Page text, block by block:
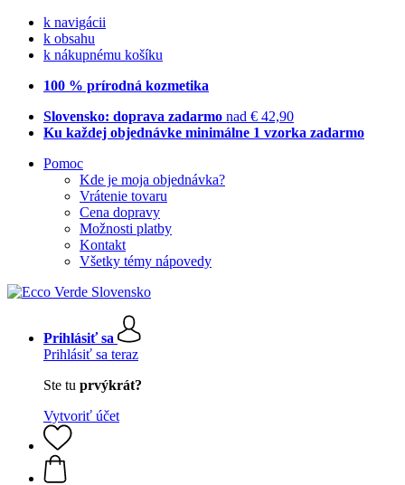
k navigácii
k obsahu
k nákupnému košíku
100 % prírodná kozmetika
Slovensko: doprava zadarmo nad € 42,90
Ku každej objednávke minimálne 1 vzorka zadarmo
Pomoc
Kde je moja objednávka?
Vrátenie tovaru
Cena dopravy
Možnosti platby
Kontakt
Všetky témy nápovedy
Prihlásiť sa
Prihlásiť sa teraz
Ste tu prvýkrát?
Vytvoriť účet